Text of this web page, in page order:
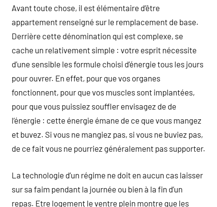
Avant toute chose, il est élémentaire d’être
appartement renseigné sur le remplacement de base.
Derrière cette dénomination qui est complexe, se
cache un relativement simple : votre esprit nécessite
d’une sensible les formule choisi d’énergie tous les jours
pour ouvrer. En effet, pour que vos organes
fonctionnent, pour que vos muscles sont implantées,
pour que vous puissiez souffler envisagez de de
l’énergie : cette énergie émane de ce que vous mangez
et buvez. Si vous ne mangiez pas, si vous ne buviez pas,
de ce fait vous ne pourriez généralement pas supporter.
La technologie d’un régime ne doit en aucun cas laisser
sur sa faim pendant la journée ou bien à la fin d’un
repas. Etre logement le ventre plein montre que les